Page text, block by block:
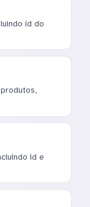
id do
id e